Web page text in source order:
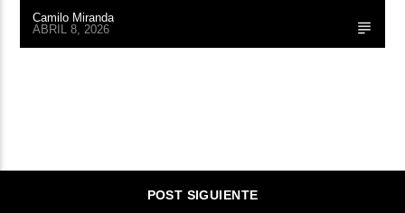
Camilo Miranda
ABRIL 8, 2026
POST SIGUIENTE